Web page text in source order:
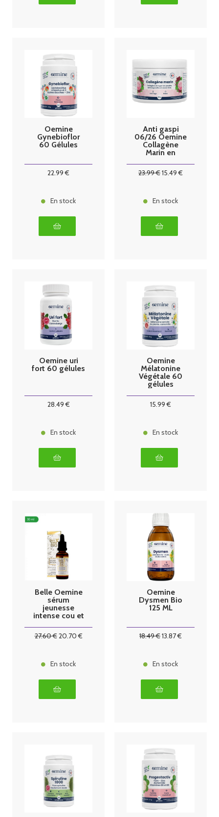
Oemine
Gynebioflor
60 Gélules
22.99 €
En stock
Anti gaspi
06/26 Oemine
Collagène
Marin en
23.99€15.49 €
En stock
Oemine uri
fort 60 gélules
28.49€
En stock
Oemine
Mélatonine
Végétale 60
gélules
15.99 €
En stock
Belle Oemine
sérum
jeunesse
intense cou et
27.60€20.70€
En stock
Oemine
Dysmen Bio
125 ML
18.49€13.87€
En stock